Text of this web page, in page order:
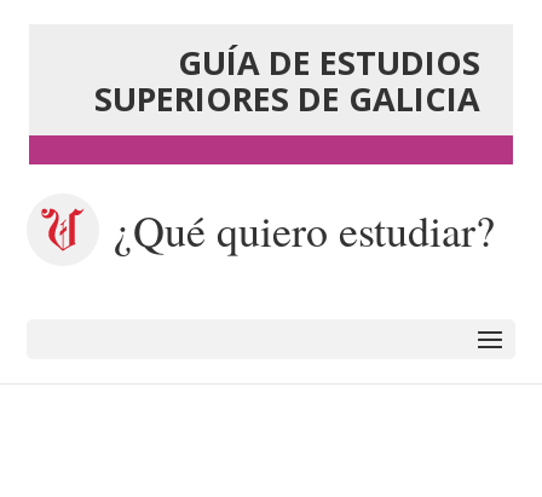
GUÍA DE ESTUDIOS
SUPERIORES DE GALICIA
¿Qué quiero estudiar?